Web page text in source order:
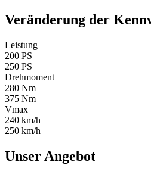
Veränderung der
Leistung
200 PS
250 PS
Drehmoment
280 Nm
375 Nm
Vmax
240 km/h
250 km/h
Unser Angebot